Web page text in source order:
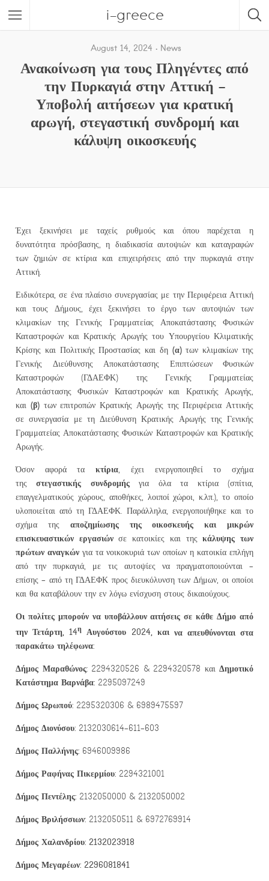
i-greece
August 14, 2024 News
Ανακοίνωση για τους Πληγέντες από
την Πυρκαγιά στην Αττική –
Υποβολή αιτήσεων για κρατική
αρωγή, στεγαστική συνδρομή και
κάλυψη οικοσκευής
Έχει ξεκινήσει με ταχείς ρυθμούς και όπου παρέχεται η
δυνατότητα πρόσβασης, η διαδικασία αυτοψιών και καταγραφών
των ζημιών σε κτίρια και επιχειρήσεις από την πυρκαγιά στην
Αττική.
Ειδικότερα, σε ένα πλαίσιο συνεργασίας με την Περιφέρεια Αττική
και τους Δήμους, έχει ξεκινήσει το έργο των αυτοψιών των
κλιμακίων της Γενικής Γραμματείας Αποκατάστασης Φυσικών
Καταστροφών και Κρατικής Αρωγής του Υπουργείου Κλιματικής
Κρίσης και Πολιτικής Προστασίας και δη (α)των κλιμακίων της
Γενικής Διεύθυνσης Αποκατάστασης Επιπτώσεων Φυσικών
Καταστροφών (ΓΔΑΕΦΚ) της Γενικής Γραμματείας
Αποκατάστασης Φυσικών Καταστροφών και Κρατικής Αρωγής,
και (β)των επιτροπών Κρατικής Αρωγής της Περιφέρεια Αττικής
σε συνεργασία με τη Διεύθυνση Κρατικής Αρωγής της Γενικής
Γραμματείας Αποκατάστασης Φυσικών Καταστροφών και Κρατικής
Αρωγής.
Όσον αφορά τακτίρια , έχει ενεργοποιηθεί το σχήμα
τηςστεγαστικής συνδρομήςγια όλα τα κτίρια (σπίτια,
επαγγελματικούς χώρους, αποθήκες, λοιποί χώροι, κ.λπ.), το οποίο
υλοποιείται από τη ΓΔΑΕΦΚ. Παράλληλα, ενεργοποιήθηκε και το
σχήμα της αποζημίωσης της οικοσκευής και μικρών
επισκευαστικών εργασιώνσε κατοικίες και τηςκάλυψης των
πρώτων αναγκών για τα νοικοκυριά των οποίων η κατοικία επλήγη
από την πυρκαγιά, με τις αυτοψίες να πραγματοποιούνται –
επίσης – από τη ΓΔΑΕΦΚ προς διευκόλυνση των Δήμων, οι οποίοι
και θα καταβάλουν την εν λόγω ενίσχυση στους δικαιούχους.
Οι πολίτες μπορούν να υποβάλλουν αιτήσεις σε κάθε Δήμο από
την Τετάρτη, 14η Αυγούστου 2024, καινα απευθύνονται στα
παρακάτω τηλέφωνα:
Δήμος Μαραθώνος: 2294320526 & 2294320578 καιΔημοτικό
Κατάστημα Βαρνάβα: 2295097249
Δήμος Ωρωπού: 2295320306 & 6989475597
Δήμος Διονύσου: 2132030614-611-603
Δήμος Παλλήνης: 6946009986
Δήμος Ραφήνας Πικερμίου: 2294321001
Δήμος Πεντέλης: 2132050000 & 2132050002
Δήμος Βριλήσσιων: 2132050511 & 6972769914
Δήμος Χαλανδρίου: 2132023918
Δήμος Μεγαρέων: 2296081841